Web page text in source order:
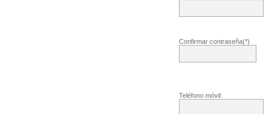
Confirmar contraseña(*)
Teléfono móvil: